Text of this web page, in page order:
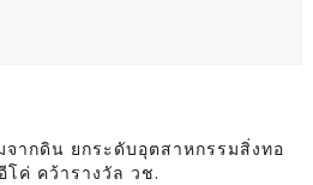
จากดิน ยกระดับอุตสาหกรรมสิ่งทอ
ค่ คว้ารางวัล วช.